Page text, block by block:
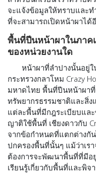
จะแจ้งข้อมูลให้ทราบและท
ที่จะสามารถเปิดหน้าผาได้
พื้นที่ปีนหน้าผาในภาค
ของหน่วยงานใด
หน้าผาที่ลำปางนั้นอยู่ใ
กระทรวงกลาโหม Crazy
มหาดไทย พื้นที่ปีนหน้าผาที่
ทรัพยากรธรรมชาติและสิ่
แต่ละพื้นที่มีกฎระเบียบแล
ญาติใช้พื้นที่ เชียงดาวกับ
จากข้อกำหนดที่แตกต่างกั
ปกครองพื้นที่นั้นๆ แม้ว่าเร
ต้องการจะพัฒนาพื้นที่ที่มีอ
เรียนรู้เกี่ยวกับพื้นที่และพิจ